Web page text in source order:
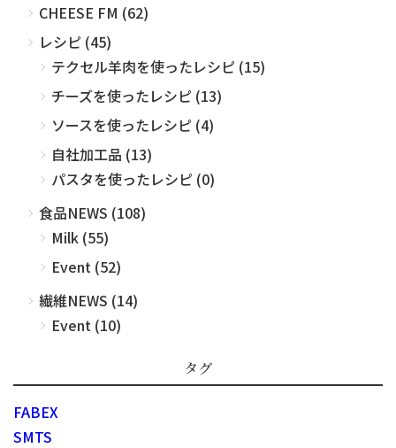
CHEESE FM (62)
レシピ (45)
テクセル羊肉を使ったレシピ (15)
チーズを使ったレシピ (13)
ソースを使ったレシピ (4)
自社加工品 (13)
パスタを使ったレシピ (0)
食品NEWS (108)
Milk (55)
Event (52)
繊維NEWS (14)
Event (10)
タグ
FABEX
SMTS